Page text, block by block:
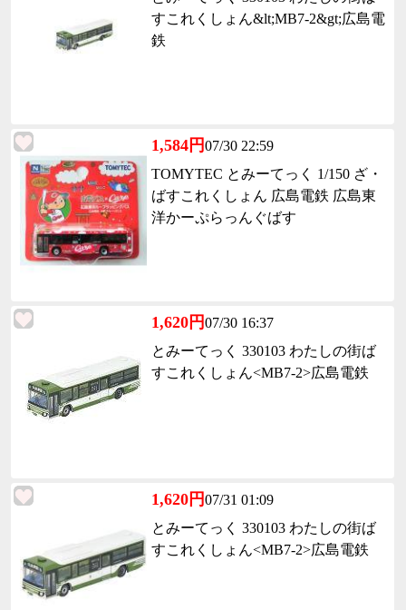
すこれくしょん&lt;MB7-2&gt;広島電
鉄
1,584円07/30 22:59
TOMYTEC とみーてっく 1/150 ざ・
ばすこれくしょん 広島電鉄 広島東
洋かーぷらっんぐばす
1,620円07/30 16:37
とみーてっく 330103 わたしの街ば
すこれくしょん<MB7-2>広島電鉄
1,620円07/31 01:09
とみーてっく 330103 わたしの街ば
すこれくしょん<MB7-2>広島電鉄